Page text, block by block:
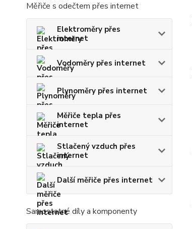
Měřiče s odečtem přes internet
Elektroměry přes
internet
Vodoměry přes internet
Plynoměry přes internet
Měřiče tepla přes
internet
Stlačený vzduch přes
internet
Další měřiče přes internet
Samostatné díly a komponenty